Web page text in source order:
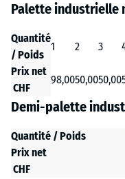
Palette industrielle
Quantité
/ Poids
1 2 3
Prix net
CHF
98,0050,0050,00
Demi-palette
Quantité / Poids
Prix net
CHF